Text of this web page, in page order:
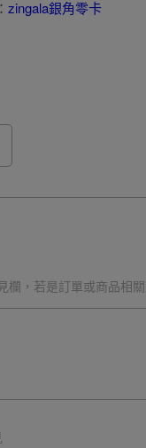
zingala銀角零卡
欄，若是訂單或商品相